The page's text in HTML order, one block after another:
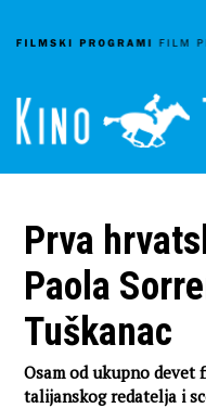
Prva
Paola
Tuškanac
Osam od ukupno
talijanskog redatelja i